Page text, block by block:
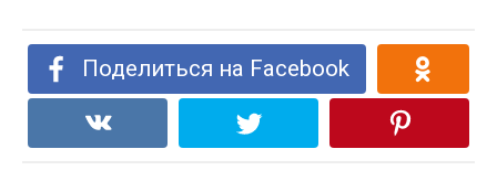
Поделиться на Facebook